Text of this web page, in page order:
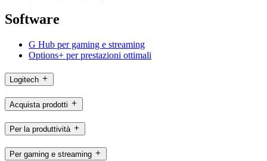
Software
G Hub per gaming e streaming
Options+ per prestazioni ottimali
Logitech
Acquista prodotti
Per la produttività
Per gaming e streaming